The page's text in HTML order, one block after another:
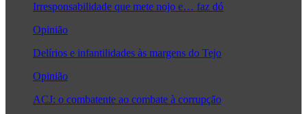
Irresponsabilidade que mete nojo e… faz dó
Opinião
Delírios e infantilidades às margens do Tejo
Opinião
ACJ: o combatente ao combate à corrupção